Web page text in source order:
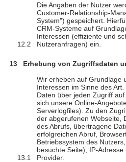
Die Angaben der Nutzer
Customer-Relationship-
System") gespeichert.
CRM-Systeme auf
Interessen (effiziente und
Nutzeranfragen) ein.
Erhebung von Zugriffsdaten
Wir erheben auf Grundlage
Interessen im Sinne des
Daten über jeden Zugriff
sich unsere Online-
Serverlogfiles). Zu den
der abgerufenen Webseite,
des Abrufs, übertragene
erfolgreichen Abruf,
Betriebssystem des
besuchte Seite), IP-
Provider.